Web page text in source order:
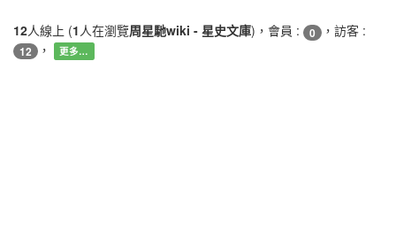
12人線上 (1人在瀏覽周星馳wiki - 星史文庫)，會員 : 0 ，訪客 :
12 ， 更多…